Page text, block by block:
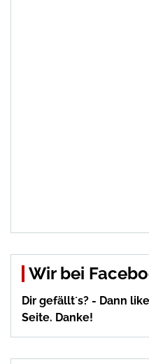
Wir bei
Dir gefällt´s? - Dann
Seite. Danke!